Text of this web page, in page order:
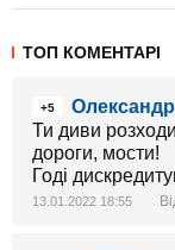
ТОП КОМЕНТАРІ
+5
Ти диви
дороги, мости!
Годі
13.01.2022 18:55